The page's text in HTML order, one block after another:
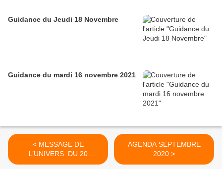
Guidance du Jeudi 18 Novembre
Guidance du mardi 16 novembre 2021
< MESSAGE DE
L’UNIVERS DU 20
AOUT 2020
AGENDA SEPTEMBRE
2020 >